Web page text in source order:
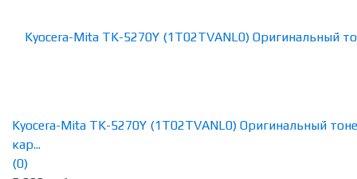
Kyocera-Mita TK-5270Y (1T02TVANL0) Оригинальный
кар...
(0)